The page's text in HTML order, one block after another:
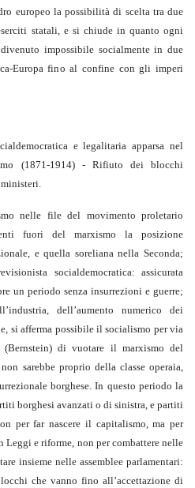
europeo la possibilità di scelta tra due
statali, e si chiude in quanto ogni
impossibile socialmente in due
Europa fino al confine con gli imperi
e legalitaria apparsa nel
(1871-1914) - Rifiuto dei blocchi
nelle file del movimento proletario
fuori del marxismo la posizione
e quella soreliana nella Seconda;
socialdemocratica: assicurata
un periodo senza insurrezioni e guerre;
dell’aumento numerico dei
si afferma possibile il socialismo per via
di vuotare il marxismo del
sarebbe proprio della classe operaia,
borghese. In questo periodo la
borghesi avanzati o di sinistra, e partiti
per far nascere il capitalismo, ma per
Leggi e riforme, non per combattere nelle
insieme nelle assemblee parlamentari:
che vanno fino all’accettazione di